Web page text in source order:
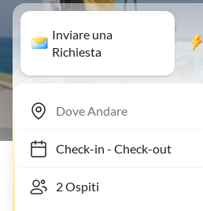
Inviare una
Richiesta
Check-in- Check-out